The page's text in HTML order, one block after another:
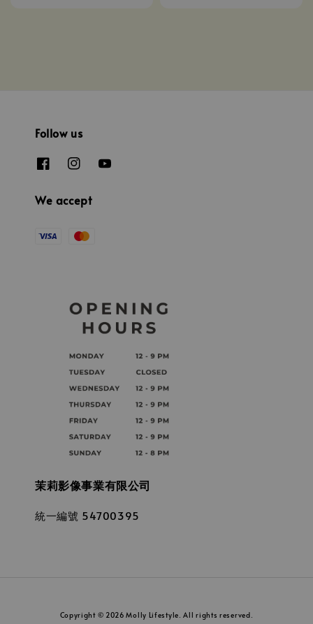
Follow us
We accept
茉莉影像事業有限公司
統一編號 54700395
Copyright © 2026 Molly Lifestyle. All rights reserved.